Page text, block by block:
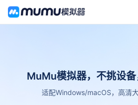
MuMu模拟器，不挑设备
适配Windows/macOS，高清